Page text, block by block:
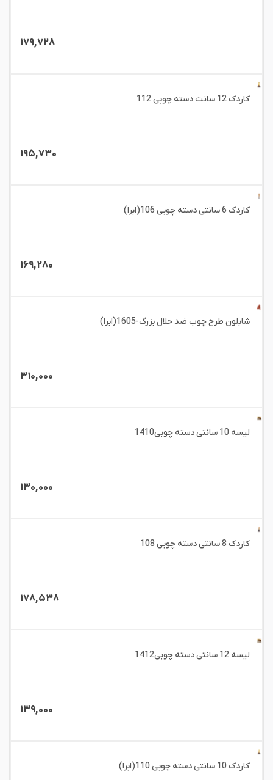
۱۷۹,۷۲۸
کاردک 12 سانت دسته چوبی 112
۱۹۵,۷۳۰
کاردک 6 سانتی دسته چوبی 106(ابرا)
۱۶۹,۲۸۰
شابلون طرح چوب ضد حلال بزرگ-1605(ابرا)
۳۱۰,۰۰۰
لیسه 10 سانتی دسته چوبی1410
۱۳۰,۰۰۰
کاردک 8 سانتی دسته چوبی 108
۱۷۸,۵۳۸
لیسه 12 سانتی دسته چوبی1412
۱۳۹,۰۰۰
کاردک 10 سانتی دسته چوبی 110(ابرا)